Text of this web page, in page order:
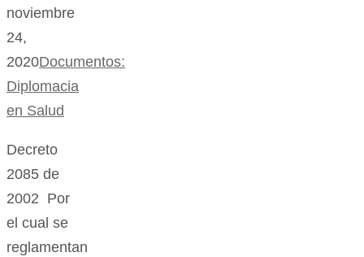
noviembre
24,
2020Documentos:
Diplomacia
en Salud
Decreto
2085 de
2002 Por
el cual se
reglamentan